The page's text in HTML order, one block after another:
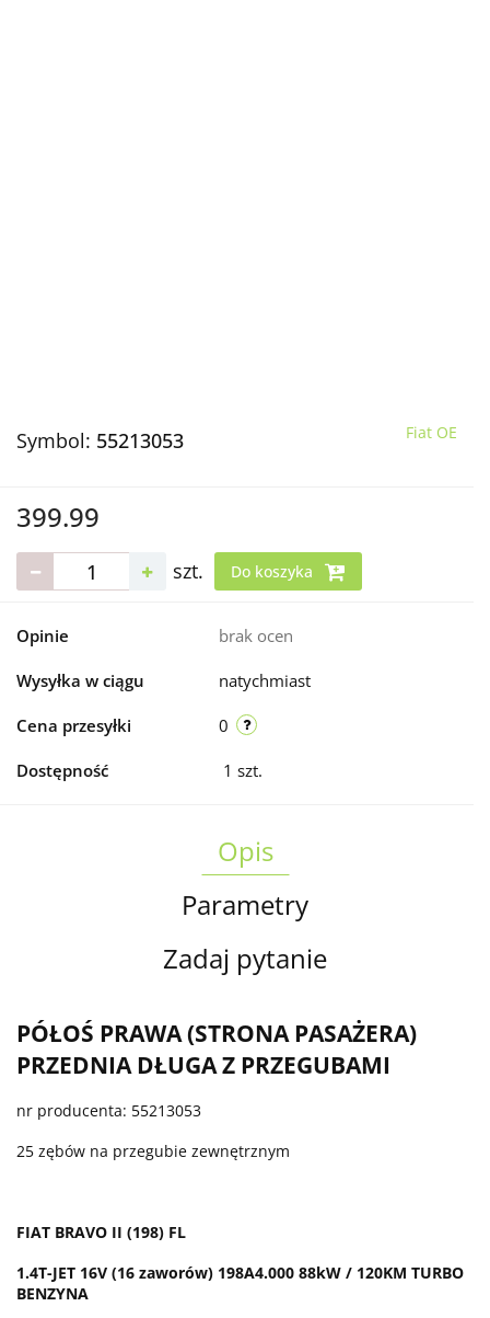
Symbol: 55213053 Fiat OE
399.99
szt. Do koszyka
Opinie brak ocen
Wysyłka w ciągu natychmiast
Cena przesyłki 0
Dostępność 1 szt.
Opis
Parametry
Zadaj pytanie
PÓŁOŚ PRAWA (STRONA PASAŻERA)
PRZEDNIA DŁUGA Z PRZEGUBAMI
nr producenta: 55213053
25 zębów na przegubie zewnętrznym
FIAT BRAVO II (198) FL
1.4T-JET 16V (16 zaworów) 198A4.000 88kW / 120KM TURBO
BENZYNA